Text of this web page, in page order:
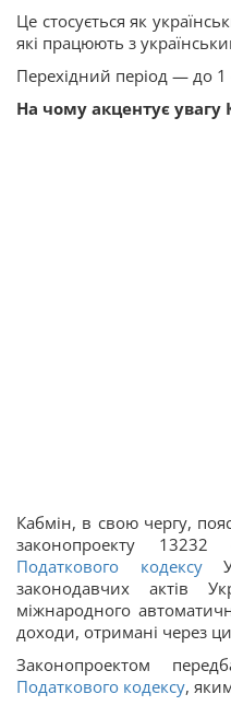
Це стосується як
які працюють з
Перехідний період — до 1
На чому акцентує увагу
Кабмін, в свою чергу,
законопроекту
Податкового кодексу
законодавчих актів
міжнародного
доходи, отримані через
Законопроектом
Податкового кодексу,